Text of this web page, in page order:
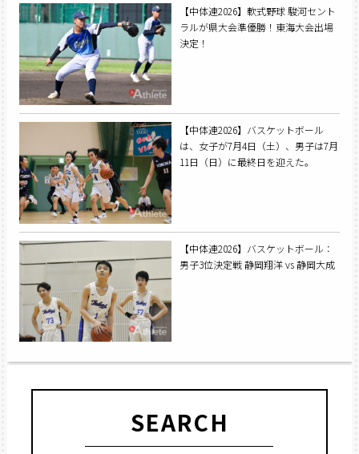
【中体連2026】軟式野球 駿河セント
ラルが県大会準優勝！東海大会出場
決定！
【中体連2026】バスケットボール
は、女子が7月4日（土）、男子は7月
11日（日）に最終日を迎えた。
【中体連2026】バスケットボール：
男子3位決定戦 静岡翔洋 vs 静岡大成
SEARCH